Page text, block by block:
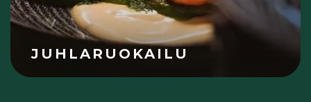
JUHLARUOKAILU